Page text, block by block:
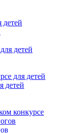
детей
детей
для детей
детей
конкурсе